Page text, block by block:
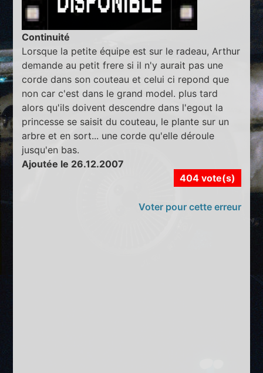
Continuité
Lorsque la petite équipe est sur le radeau, Arthur
demande au petit frere si il n'y aurait pas une
corde dans son couteau et celui ci repond que
non car c'est dans le grand model. plus tard
alors qu'ils doivent descendre dans l'egout la
princesse se saisit du couteau, le plante sur un
arbre et en sort... une corde qu'elle déroule
jusqu'en bas.
Ajoutée le 26.12.2007
404 vote(s)
Voter pour cette erreur